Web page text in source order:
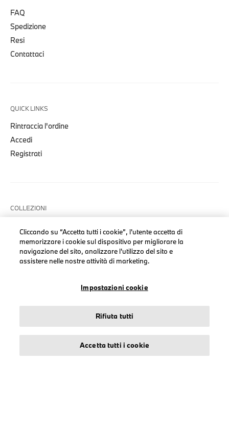
FAQ
Spedizione
Resi
Contattaci
QUICK LINKS
Rintraccia l'ordine
Accedi
Registrati
COLLEZIONI
Donna
Accessori
BMW
Cliccando su “Accetta tutti i cookie”, l'utente accetta di
memorizzare i cookie sul dispositivo per migliorare la
navigazione del sito, analizzare l'utilizzo del sito e
assistere nelle nostre attività di marketing.
Impostazioni cookie
Rifiuta tutti
Accetta tutti i cookie